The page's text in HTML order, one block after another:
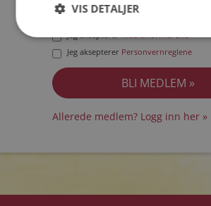
Jeg akseptererMedlemsvilkårene
Jeg aksepterer Personvernreglene
Allerede medlem? Logg inn her »
VIS DETALJER